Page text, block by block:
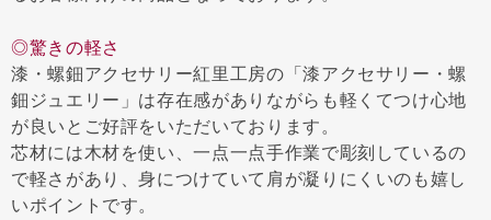
◎驚きの軽さ
漆・螺鈿アクセサリー紅里工房の「漆アクセサリー・螺
鈿ジュエリー」は存在感がありながらも軽くてつけ心地
が良いとご好評をいただいております。
芯材には木材を使い、一点一点手作業で彫刻しているの
で軽さがあり、身につけていて肩が凝りにくいのも嬉し
いポイントです。